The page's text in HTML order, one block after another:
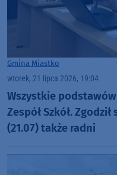
Gmina Miastko
wtorek, 21 lipca 2026, 19:04
Wszystkie
Zespół Szkół.
(21.07) także radni